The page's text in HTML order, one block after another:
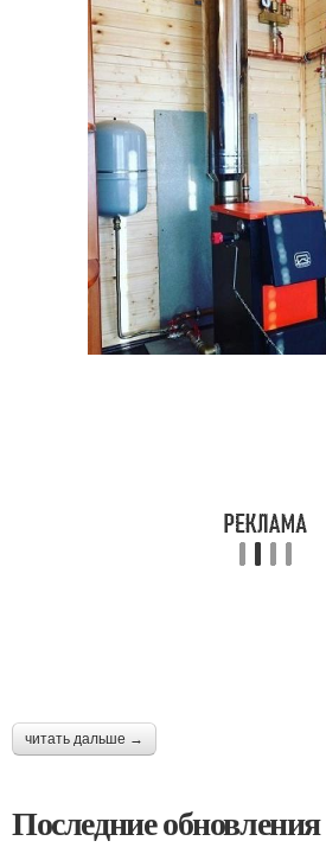
читать дальше →
Последние обновления